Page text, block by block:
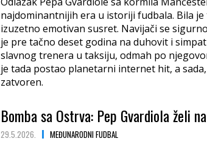
najdominantnijih era u istoriji fudbala. Bila
izuzetno emotivan susret. Navijači se
je pre tačno deset godina na duhovit i
slavnog trenera u taksiju, odmah po
je tada postao planetarni internet hit, a
zatvoren.
Bomba sa Ostrva: Pep Gvardiola želi
29.5.2026. MEĐUNARODNI FUDBAL